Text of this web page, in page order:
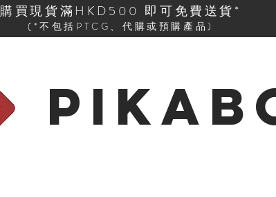
購買現貨滿HKD500 即可免費送貨*
(*不包括PTCG、代購或預購產品)